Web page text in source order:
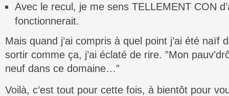
Avec le recul, je me sens TELLEMENT CON
fonctionnerait.
Mais quand j’ai compris à quel point j’ai été naïf
sortir comme ça, j’ai éclaté de rire. ”Mon
neuf dans ce domaine…”
Voilà, c’est tout pour cette fois, à bientôt pour